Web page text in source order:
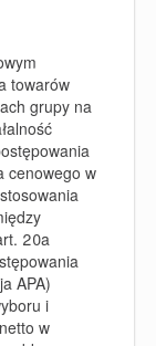
towarów
grupy na
cenowego w
20a
APA)
i
w